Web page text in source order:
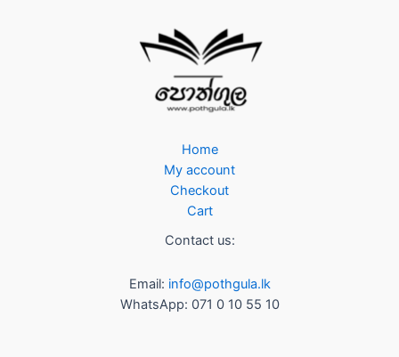
Home
My account
Checkout
Cart
Contact us:
Email: info@pothgula.lk
WhatsApp: 071 0 10 55 10